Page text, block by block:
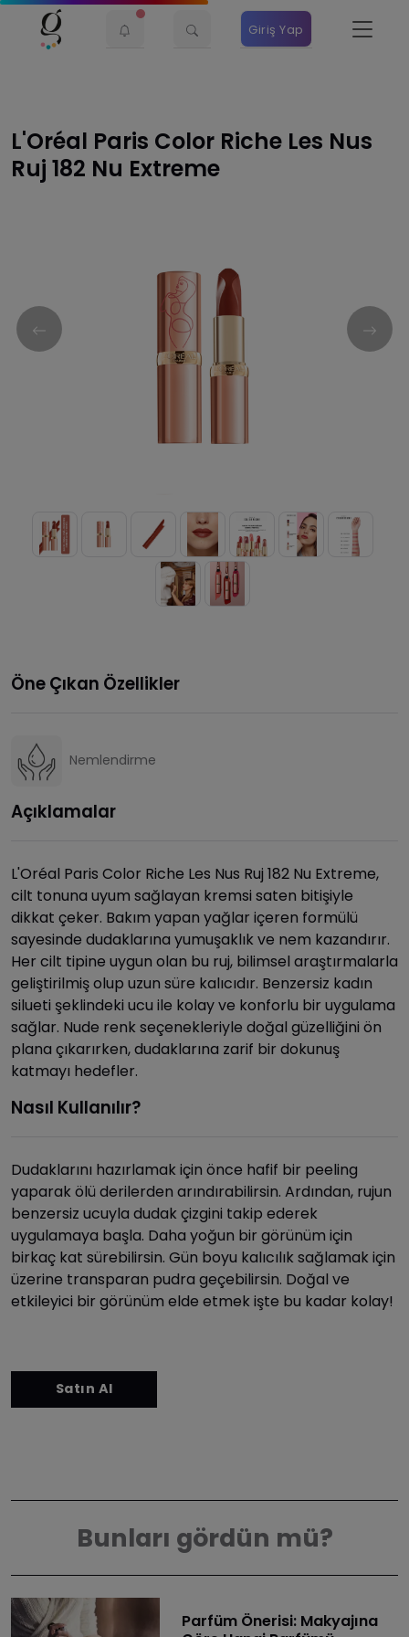
Giriş Yap
L'Oréal Paris Color Riche Les Nus
Ruj 182 Nu Extreme
Öne Çıkan Özellikler
Nemlendirme
Açıklamalar
L'Oréal Paris Color Riche Les Nus Ruj 182 Nu Extreme,
cilt tonuna uyum sağlayan kremsi saten bitişiyle
dikkat çeker. Bakım yapan yağlar içeren formülü
sayesinde dudaklarına yumuşaklık ve nem kazandırır.
Her cilt tipine uygun olan bu ruj, bilimsel araştırmalarla
geliştirilmiş olup uzun süre kalıcıdır. Benzersiz kadın
silueti şeklindeki ucu ile kolay ve konforlu bir uygulama
sağlar. Nude renk seçenekleriyle doğal güzelliğini ön
plana çıkarırken, dudaklarına zarif bir dokunuş
katmayı hedefler.
Nasıl Kullanılır?
Dudaklarını hazırlamak için önce hafif bir peeling
yaparak ölü derilerden arındırabilirsin. Ardından, rujun
benzersiz ucuyla dudak çizgini takip ederek
uygulamaya başla. Daha yoğun bir görünüm için
birkaç kat sürebilirsin. Gün boyu kalıcılık sağlamak için
üzerine transparan pudra geçebilirsin. Doğal ve
etkileyici bir görünüm elde etmek işte bu kadar kolay!
Bunları gördün mü?
Parfüm Önerisi: Makyajına